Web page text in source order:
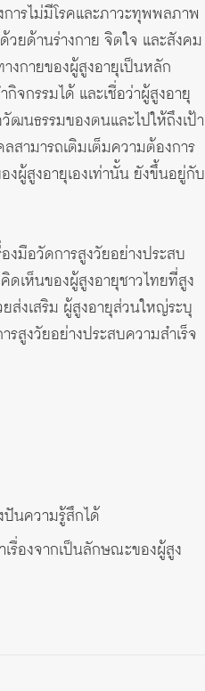
ารไม่มีโรคและภาวะทุพพลภาพ
วยด้านร่างกาย จิตใจ และสังคม
งกายของผู้สูงอายุเป็นหลัก
จกรรมได้ และเชื่อว่าผู้สูงอายุ
นธรรมของตนและไปให้ถึงเป้า
สามารถเติมเต็มความต้องการ
ผู้สูงอายุเองเท่านั้น ยังขึ้นอยู่กับ
งมือวัดการสูงวัยอย่างประสบ
เห็นของผู้สูงอายุชาวไทยที่สูง
ส่งเสริม ผู้สูงอายุส่วนใหญ่ระบุ
สูงวัยอย่างประสบความสำเร็จ
ปันความรู้สึกได้
รื่องจากเป็นลักษณะของผู้สูง